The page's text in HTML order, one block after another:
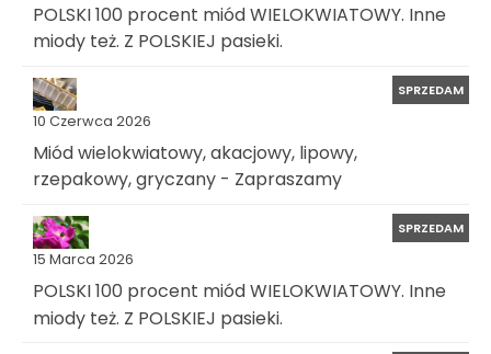
POLSKI 100 procent miód WIELOKWIATOWY. Inne
miody też. Z POLSKIEJ pasieki.
10 Czerwca 2026
SPRZEDAM
Miód wielokwiatowy, akacjowy, lipowy,
rzepakowy, gryczany - Zapraszamy
15 Marca 2026
SPRZEDAM
POLSKI 100 procent miód WIELOKWIATOWY. Inne
miody też. Z POLSKIEJ pasieki.